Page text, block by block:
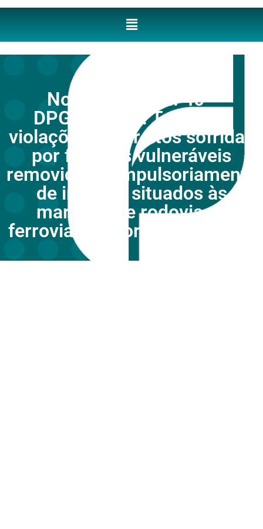
Nota Técnica n. 40 -
DPGU/DNDH: Trata das
violações de direitos sofridas
por famílias vulneráveis
removidas compulsoriamente
de imóveis situados às
margens de rodovias e
ferrovias sob ordens judiciais